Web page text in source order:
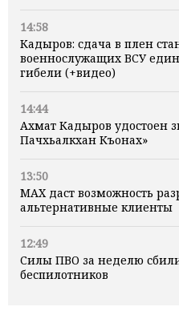
14:58
Кадыров: сдача в плен
военнослужащих ВСУ
гибели (+видео)
14:44
Ахмат Кадыров удостоен
Пачхьалкхан Къонах»
13:50
MAX даст возможность
альтернативные клиенты
12:49
Силы ПВО за неделю
беспилотников